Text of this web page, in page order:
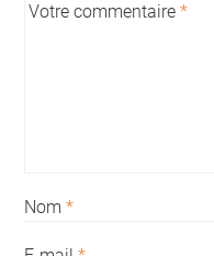
Votre commentaire *
Nom *